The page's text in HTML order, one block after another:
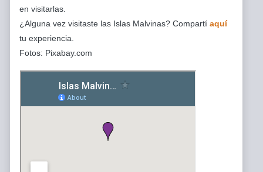
en visitarlas.
¿Alguna vez visitaste las Islas Malvinas? Compartí aquí
tu experiencia.
Fotos: Pixabay.com